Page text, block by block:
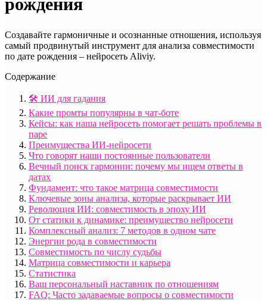
рождения
Создавайте гармоничные и осознанные отношения, используя
самый продвинутый инструмент для анализа совместимости
по дате рождения – нейросеть Aliviy.
Содержание
🛠️ ИИ для гадания
Какие промты популярны в чат-боте
Кейсы: как наша нейросеть помогает решать проблемы в
паре
Преимущества ИИ-нейросети
Что говорят наши постоянные пользователи
Вечный поиск гармонии: почему мы ищем ответы в
датах
Фундамент: что такое матрица совместимости
Ключевые зоны анализа, которые раскрывает ИИ
Революция ИИ: совместимость в эпоху ИИ
От статики к динамике: преимущество нейросети
Комплексный анализ: 7 методов в одном чате
Энергии рода в совместимости
Совместимость по числу судьбы
Матрица совместимости и карьера
Статистика
Ваш персональный наставник по отношениям
FAQ: Часто задаваемые вопросы о совместимости